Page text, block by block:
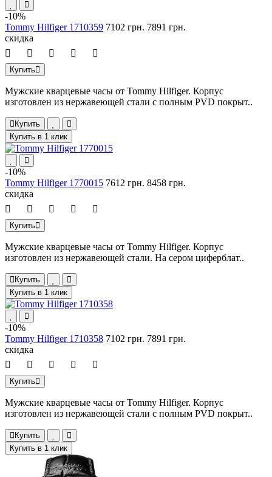
-10%
Tommy Hilfiger 1710359 7102 грн. 7891 грн.
скидка
Купить
Мужские кварцевые часы от Tommy Hilfiger. Корпус
изготовлен из нержавеющей стали с полным PVD покрыт..
Купить
Купить в 1 клик
-10%
Tommy Hilfiger 1770015 7612 грн. 8458 грн.
скидка
Купить
Мужские кварцевые часы от Tommy Hilfiger. Корпус
изготовлен из нержавеющей стали. На сером циферблат..
Купить
Купить в 1 клик
-10%
Tommy Hilfiger 1710358 7102 грн. 7891 грн.
скидка
Купить
Мужские кварцевые часы от Tommy Hilfiger. Корпус
изготовлен из нержавеющей стали с полным PVD покрыт..
Купить
Купить в 1 клик